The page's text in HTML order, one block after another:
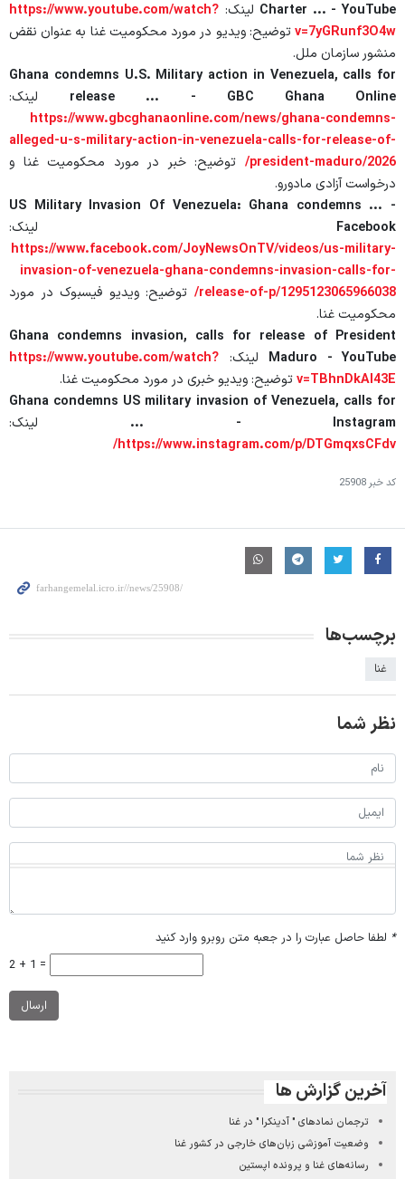
Charter ... - YouTube لینک: https://www.youtube.com/watch?
v=7yGRunf3O4wتوضیح: ویدیو در مورد محکومیت غنا به عنوان نقض
منشور سازمان ملل.
Ghana condemns U.S. Military action in Venezuela, calls for
release ... - GBC Ghana Online لینک:
https://www.gbcghanaonline.com/news/ghana-condemns-
alleged-u-s-military-action-in-venezuela-calls-for-release-of-
president-maduro/2026/
توضیح: خبر در مورد محکومیت غنا و
درخواست آزادی مادورو.
US Military Invasion Of Venezuela: Ghana condemns ... -
Facebook لینک:
https://www.facebook.com/JoyNewsOnTV/videos/us-military-
invasion-of-venezuela-ghana-condemns-invasion-calls-for-
release-of-p/1295123065966038/
توضیح: ویدیو فیسبوک در مورد
محکومیت غنا.
Ghana condemns invasion, calls for release of President
Maduro - YouTube لینک: https://www.youtube.com/watch?
v=TBhnDkAI43Eتوضیح: ویدیو خبری در مورد محکومیت غنا.
Ghana condemns US military invasion of Venezuela, calls for
... - Instagram لینک:
https://www.instagram.com/p/DTGmqxsCFdv/
کد خبر25908
برچسب‌ها
غنا
نظر شما
* لطفا حاصل عبارت را در جعبه متن روبرو وارد کنید
2 + 1 =
ارسال
آخرین گزارش ها
ترجمان نمادهای " آدینکرا " در غنا
وضعیت آموزشی زبان‌های خارجی در کشور غنا
رسانه‌های غنا و پرونده اپستین